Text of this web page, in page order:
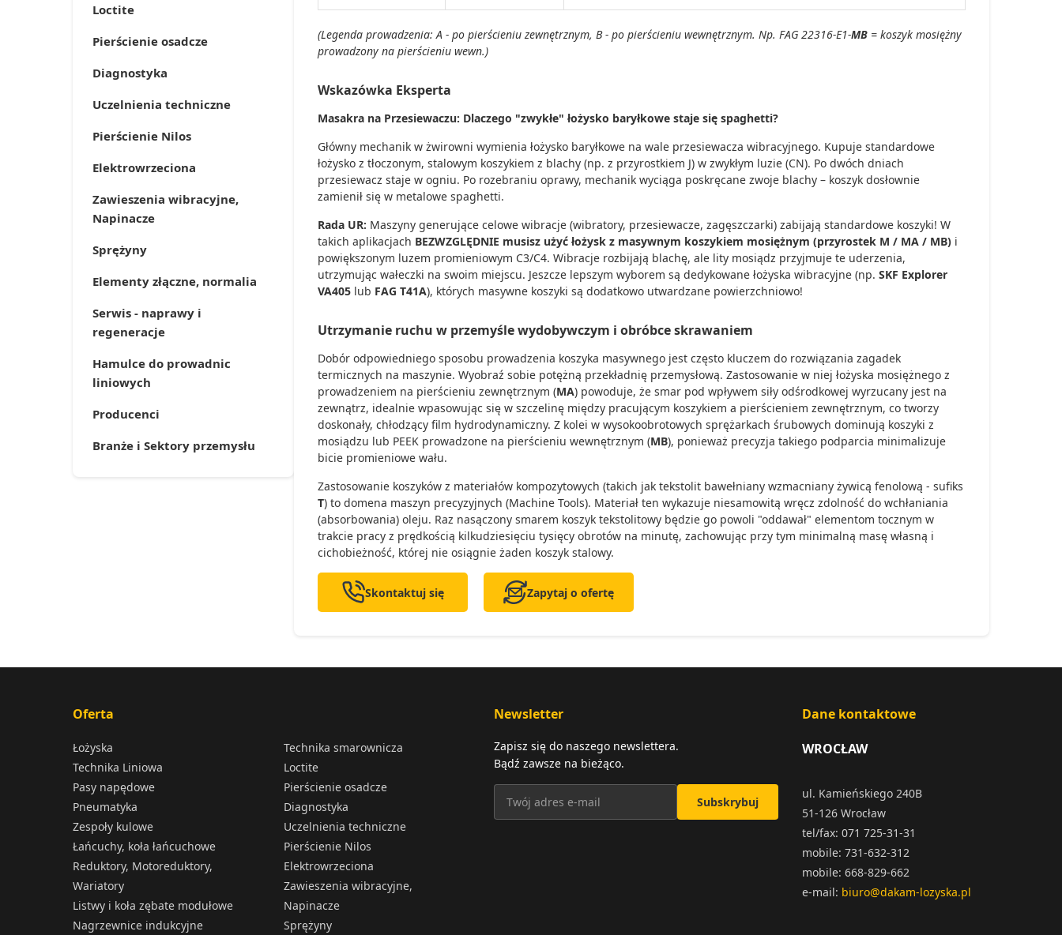
Loctite
Pierścienie osadcze
Diagnostyka
Uczelnienia techniczne
Pierścienie Nilos
Elektrowrzeciona
Zawieszenia wibracyjne,
Napinacze
Sprężyny
Elementy złączne, normalia
Serwis - naprawy i
regeneracje
Hamulce do prowadnic
liniowych
Producenci
Branże i Sektory przemysłu
(Legenda prowadzenia: A - po pierścieniu zewnętrznym, B - po pierścieniu wewnętrznym. Np. FAG 22316-E1-MB = koszyk mosiężny
prowadzony na pierścieniu wewn.)
Wskazówka Eksperta
Masakra na Przesiewaczu: Dlaczego "zwykłe" łożysko baryłkowe staje się spaghetti?
Główny mechanik w żwirowni wymienia łożysko baryłkowe na wale przesiewacza wibracyjnego. Kupuje standardowe
łożysko z tłoczonym, stalowym koszykiem z blachy (np. z przyrostkiem J) w zwykłym luzie (CN). Po dwóch dniach
przesiewacz staje w ogniu. Po rozebraniu oprawy, mechanik wyciąga poskręcane zwoje blachy – koszyk dosłownie
zamienił się w metalowe spaghetti.
Rada UR: Maszyny generujące celowe wibracje (wibratory, przesiewacze, zagęszczarki) zabijają standardowe koszyki! W
takich aplikacjach BEZWZGLĘDNIE musisz użyć łożysk z masywnym koszykiem mosiężnym (przyrostek M / MA / MB) i
powiększonym luzem promieniowym C3/C4. Wibracje rozbijają blachę, ale lity mosiądz przyjmuje te uderzenia,
utrzymując wałeczki na swoim miejscu. Jeszcze lepszym wyborem są dedykowane łożyska wibracyjne (np. SKF Explorer
VA405 lub FAG T41A), których masywne koszyki są dodatkowo utwardzane powierzchniowo!
Utrzymanie ruchu w przemyśle wydobywczym i obróbce skrawaniem
Dobór odpowiedniego sposobu prowadzenia koszyka masywnego jest często kluczem do rozwiązania zagadek
termicznych na maszynie. Wyobraź sobie potężną przekładnię przemysłową. Zastosowanie w niej łożyska mosiężnego z
prowadzeniem na pierścieniu zewnętrznym (MA) powoduje, że smar pod wpływem siły odśrodkowej wyrzucany jest na
zewnątrz, idealnie wpasowując się w szczelinę między pracującym koszykiem a pierścieniem zewnętrznym, co tworzy
doskonały, chłodzący film hydrodynamiczny. Z kolei w wysokoobrotowych sprężarkach śrubowych dominują koszyki z
mosiądzu lub PEEK prowadzone na pierścieniu wewnętrznym (MB), ponieważ precyzja takiego podparcia minimalizuje
bicie promieniowe wału.
Zastosowanie koszyków z materiałów kompozytowych (takich jak tekstolit bawełniany wzmacniany żywicą fenolową - sufiks
T) to domena maszyn precyzyjnych (Machine Tools). Materiał ten wykazuje niesamowitą wręcz zdolność do wchłaniania
(absorbowania) oleju. Raz nasączony smarem koszyk tekstolitowy będzie go powoli "oddawał" elementom tocznym w
trakcie pracy z prędkością kilkudziesięciu tysięcy obrotów na minutę, zachowując przy tym minimalną masę własną i
cichobieżność, której nie osiągnie żaden koszyk stalowy.
Skontaktuj się Zapytaj o ofertę
Oferta
Łożyska
Technika Liniowa
Pasy napędowe
Pneumatyka
Zespoły kulowe
Łańcuchy, koła łańcuchowe
Reduktory, Motoreduktory,
Wariatory
Listwy i koła zębate modułowe
Nagrzewnice indukcyjne
Technika smarownicza
Loctite
Pierścienie osadcze
Diagnostyka
Uczelnienia techniczne
Pierścienie Nilos
Elektrowrzeciona
Zawieszenia wibracyjne,
Napinacze
Sprężyny
Newsletter
Zapisz się do naszego newslettera.
Bądź zawsze na bieżąco.
Subskrybuj
Dane kontaktowe
WROCŁAW
ul. Kamieńskiego 240B
51-126 Wrocław
tel/fax: 071 725-31-31
mobile: 731-632-312
mobile: 668-829-662
e-mail: biuro@dakam-lozyska.pl